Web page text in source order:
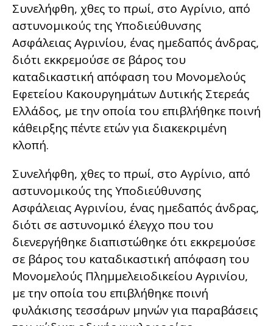
Συνελήφθη, χθες το πρωί, στο Αγρίνιο, από
αστυνομικούς της Υποδιεύθυνσης
Ασφάλειας Αγρινίου, ένας ημεδαπός άνδρας,
διότι εκκρεμούσε σε βάρος του
καταδικαστική απόφαση του Μονομελούς
Εφετείου Κακουργημάτων Δυτικής Στερεάς
Ελλάδος, με την οποία του επιβλήθηκε ποινή
κάθειρξης πέντε ετών για διακεκριμένη
κλοπή.
Συνελήφθη, χθες το πρωί, στο Αγρίνιο, από
αστυνομικούς της Υποδιεύθυνσης
Ασφάλειας Αγρινίου, ένας ημεδαπός άνδρας,
διότι σε αστυνομικό έλεγχο που του
διενεργήθηκε διαπιστώθηκε ότι εκκρεμούσε
σε βάρος του καταδικαστική απόφαση του
Μονομελούς Πλημμελειοδικείου Αγρινίου,
με την οποία του επιβλήθηκε ποινή
φυλάκισης τεσσάρων μηνών για παραβάσεις